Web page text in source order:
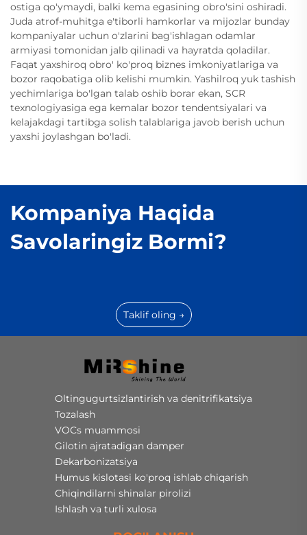
ostiga qo'ymaydi, balki kema egasining obro'sini oshiradi.
Juda atrof-muhitga e'tiborli hamkorlar va mijozlar bunday
kompaniyalar uchun o'zlarini bag'ishlagan odamlar
armiyasi tomonidan jalb qilinadi va hayratda qoladilar.
Faqat yaxshiroq obro' ko'proq biznes imkoniyatlariga va
bozor raqobatiga olib kelishi mumkin. Yashilroq yuk tashish
yechimlariga bo'lgan talab oshib borar ekan, SCR
texnologiyasiga ega kemalar bozor tendentsiyalari va
kelajakdagi tartibga solish talablariga javob berish uchun
yaxshi joylashgan bo'ladi.
Kompaniya Haqida
Savolaringiz Bormi?
Taklif oling →
Oltingugurtsizlantirish va denitrifikatsiya
Tozalash
VOCs muammosi
Gilotin ajratadigan damper
Dekarbonizatsiya
Humus kislotasi ko'proq ishlab chiqarish
Chiqindilarni shinalar pirolizi
Ishlash va turli xulosa